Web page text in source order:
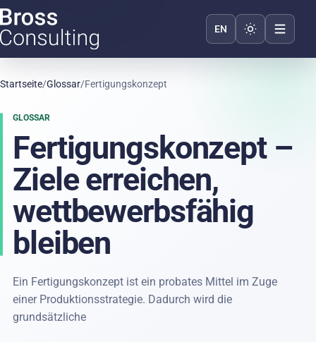
EN Darstellung
Startseite/Glossar/Fertigungskonzept
GLOSSAR
Fertigungskonzept –
Ziele erreichen,
wettbewerbsfähig
bleiben
Ein Fertigungskonzept ist ein probates Mittel im Zuge
einer Produktionsstrategie. Dadurch wird die
grundsätzliche